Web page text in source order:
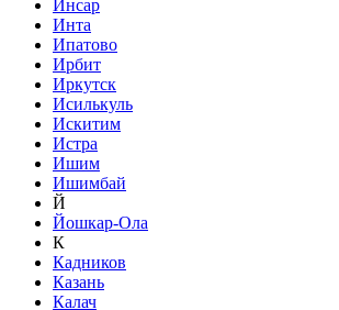
Инсар
Инта
Ипатово
Ирбит
Иркутск
Исилькуль
Искитим
Истра
Ишим
Ишимбай
Й
Йошкар-Ола
К
Кадников
Казань
Калач